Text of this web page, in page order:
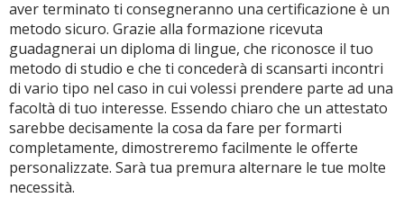
aver terminato ti consegneranno una certificazione è un
metodo sicuro. Grazie alla formazione ricevuta
guadagnerai un diploma di lingue, che riconosce il tuo
metodo di studio e che ti concederà di scansarti incontri
di vario tipo nel caso in cui volessi prendere parte ad una
facoltà di tuo interesse. Essendo chiaro che un attestato
sarebbe decisamente la cosa da fare per formarti
completamente, dimostreremo facilmente le offerte
personalizzate. Sarà tua premura alternare le tue molte
necessità.